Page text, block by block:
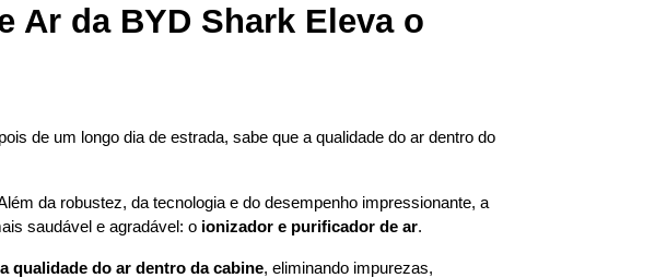
Ar da BYD Shark Eleva o
de um longo dia de estrada, sabe que a qualidade do ar dentro do
da robustez, da tecnologia e do desempenho impressionante, a
saudável e agradável: o ionizador e purificador de ar.
a qualidade do ar dentro da cabine, eliminando impurezas,